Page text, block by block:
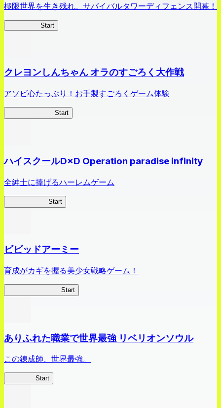
極限世界を生き残れ。サバイバルタワーディフェンス開幕！
Start
クレヨンしんちゃん オラのすごろく大作戦
アソビ心たっぷり！お手製すごろくゲーム体験
Start
ハイスクールD×D Operation paradise infinity
全紳士に捧げるハーレムゲーム
Start
ビビッドアーミー
育成がカギを握る美少女戦略ゲーム！
Start
ありふれた職業で世界最強 リベリオンソウル
この錬成師、世界最強。
Start